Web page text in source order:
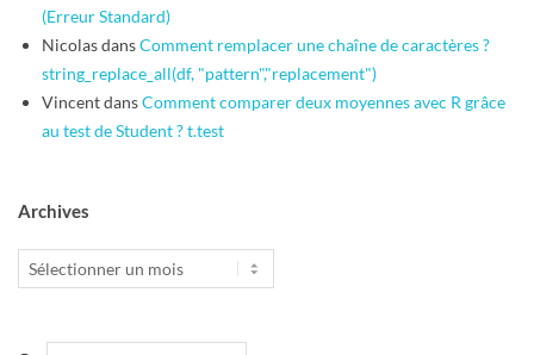
(Erreur Standard)
NicolasdansComment remplacer une chaîne de caractères ?
string_replace_all(df, "pattern","replacement")
VincentdansComment comparer deux moyennes avec R grâce
au test de Student ? t.test
Archives
Archives